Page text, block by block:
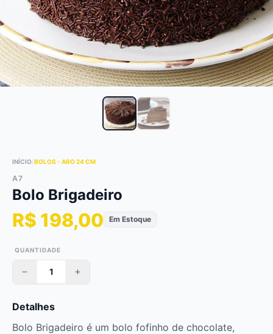
INÍCIO/BOLOS - ARO 24 CM
A7
Bolo Brigadeiro
R$ 198,00 Em Estoque
QUANTIDADE
Detalhes
Bolo Brigadeiro é um bolo fofinho de chocolate,